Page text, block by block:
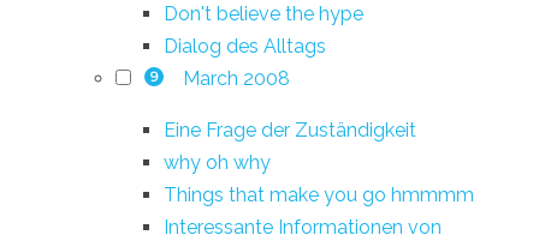
Don't believe the hype
Dialog des Alltags
9 March 2008
Eine Frage der Zuständigkeit
why oh why
Things that make you go hmmmm
Interessante Informationen von